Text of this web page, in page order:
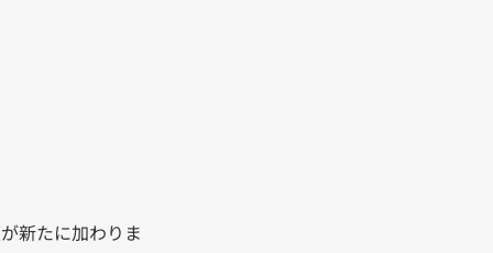
新たに加わりま